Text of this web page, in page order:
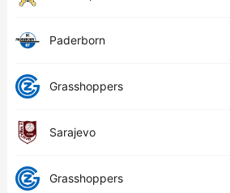
Paderborn
Grasshoppers
Sarajevo
Grasshoppers